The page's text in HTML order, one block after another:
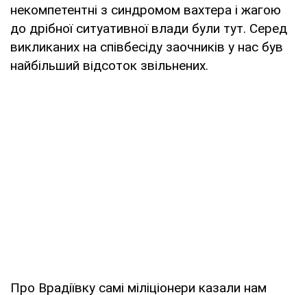
некомпетентні з синдромом вахтера і жагою
до дрібної ситуативної влади були тут. Серед
викликаних на співбесіду заочників у нас був
найбільший відсоток звільнених.
Про Врадіївку самі міліціонери казали нам